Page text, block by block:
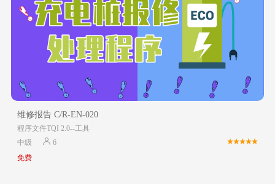
维修报告 C/R-EN-020
程序文件TQI 2.0--工具
中级
6
免费